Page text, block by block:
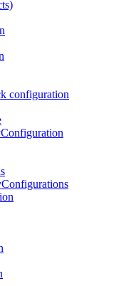
configuration